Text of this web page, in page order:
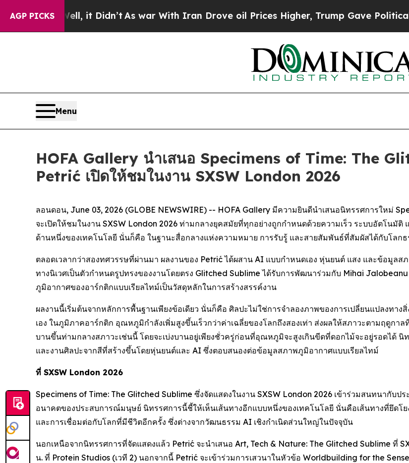
AGP PICKS
Well, it Didn’t As war With Iran Drove oil Prices Higher, Trump Gave Politically
Menu
HOFA Gallery นำเสนอ Specimens of Time: The
Petrić เปิดให้ชมในงาน SXSW London 2026
ลอนดอน, June 03, 2026 (GLOBE NEWSWIRE) -- HOFA Gallery มีความยินดีนำเสนอนิทรรศการใหม่
จะเปิดให้ชมในงาน SXSW London 2026 ท่ามกลางยุคสมัยที่ทุกอย่างถูกกำหนดด้วยความเร็ว ระบบอัตโนมั
ด้านหนึ่งของเทคโนโลยี นั่นก็คือ ในฐานะสื่อกลางแห่งความหมาย การรับรู้ และสายสัมพันธ์ที่สัมผัสได้กับโลก
ตลอดเวลากว่าสองทศวรรษที่ผ่านมา ผลงานของ Petrić ได้ผสาน AI แบบกำหนดเอง หุ่นยนต์ แสง และข้อมูลส
ทางนิเวศเป็นตัวกำหนดรูปทรงของงานโดยตรง Glitched Sublime ได้รับการพัฒนาร่วมกับ Mihai
ภูมิอากาศของอาร์กติกแบบเรียลไทม์เป็นวัสดุหลักในการสร้างสรรค์งาน
ผลงานนี้เริ่มต้นจากหลักการพื้นฐานเพียงข้อเดียว นั่นก็คือ ศิลปะไม่ใช่การจำลองภาพของการเปลี่ยนแปลงทา
เอง ในภูมิภาคอาร์กติก อุณหภูมิกำลังเพิ่มสูงขึ้นเร็วกว่าค่าเฉลี่ยของโลกถึงสองเท่า ส่งผลให้สภาวะตามฤดูกา
บานขึ้นท่ามกลางสภาวะเช่นนี้ โดยจะเบ่งบานอยู่เพียงชั่วครู่ก่อนที่อุณหภูมิจะสูงเกินขีดที่ดอกไม้จะอยู่รอดได้
และงานศิลปะจากสีที่สร้างขึ้นโดยหุ่นยนต์และ AI ซึ่งตอบสนองต่อข้อมูลสภาพภูมิอากาศแบบเรียลไทม์
ที่ SXSW London 2026
Specimens of Time: The Glitched Sublime ซึ่งจัดแสดงในงาน SXSW London 2026 เข้าร่วมสนทนากับ
อนาคตของประสบการณ์มนุษย์ นิทรรศการนี้ชี้ให้เห็นเส้นทางอีกแบบหนึ่งของเทคโนโลยี นั่นคือเส้นทางที่ยึดโ
และการเชื่อมต่อกับโลกที่มีชีวิตอีกครั้ง ซึ่งต่างจากวัฒนธรรม AI เชิงกำเนิดส่วนใหญ่ในปัจจุบัน
นอกเหนือจากนิทรรศการที่จัดแสดงแล้ว Petrić จะนำเสนอ Art, Tech & Nature: The Glitched Sublime ที่
น. ที่ Protein Studios (เวที 2) นอกจากนี้ Petrić จะเข้าร่วมการเสวนาในหัวข้อ Worldbuilding for the